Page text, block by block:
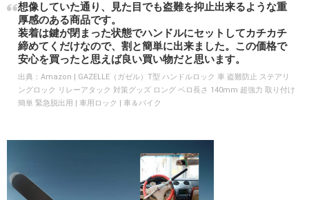
想像していた通り、見た目でも盗難を抑止出来るような重
厚感のある商品です。
装着は鍵が閉まった状態でハンドルにセットしてカチカチ
締めてくだけなので、割と簡単に出来ました。この価格で
安心を買ったと思えば良い買い物だと思います。
出典： Amazon | GAZELLE（ガゼル）T型 ハンドルロック 車 盗難防止 ステアリ
ングロック リレーアタック 対策グッズ ロング ベロ長さ 140mm 超強力 取り付け
簡単 緊急脱出用 | 車用ロック | 車＆バイク